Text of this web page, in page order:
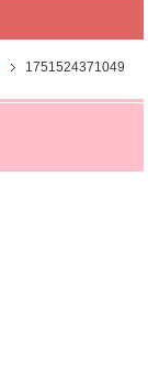
1751524371049